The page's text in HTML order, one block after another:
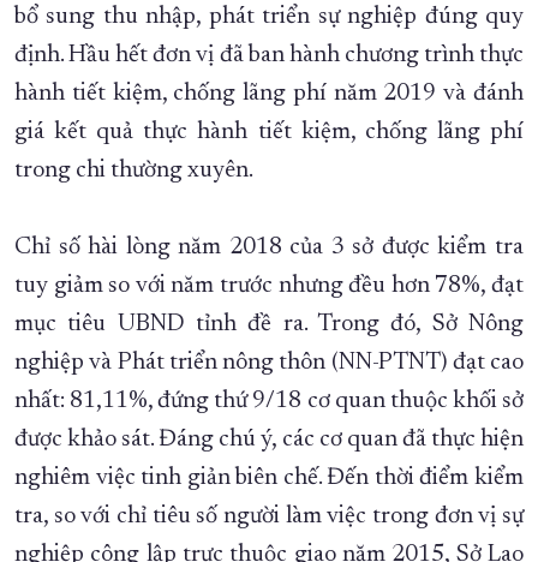
bổ sung thu nhập, phát triển sự nghiệp đúng quy
định. Hầu hết đơn vị đã ban hành chương trình thực
hành tiết kiệm, chống lãng phí năm 2019 và đánh
giá kết quả thực hành tiết kiệm, chống lãng phí
trong chi thường xuyên.
Chỉ số hài lòng năm 2018 của 3 sở được kiểm tra
tuy giảm so với năm trước nhưng đều hơn 78%, đạt
mục tiêu UBND tỉnh đề ra. Trong đó, Sở Nông
nghiệp và Phát triển nông thôn (NN-PTNT) đạt cao
nhất: 81,11%, đứng thứ 9/18 cơ quan thuộc khối sở
được khảo sát. Đáng chú ý, các cơ quan đã thực hiện
nghiêm việc tinh giản biên chế. Đến thời điểm kiểm
tra, so với chỉ tiêu số người làm việc trong đơn vị sự
nghiệp công lập trực thuộc giao năm 2015, Sở Lao